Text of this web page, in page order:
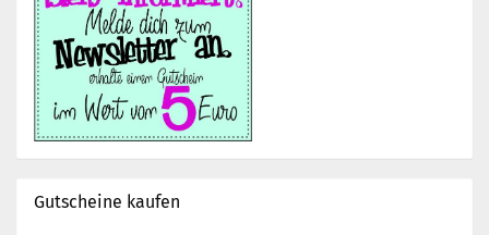
Gutscheine kaufen